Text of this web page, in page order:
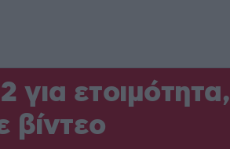
ετοιμότητα,
βίντεο